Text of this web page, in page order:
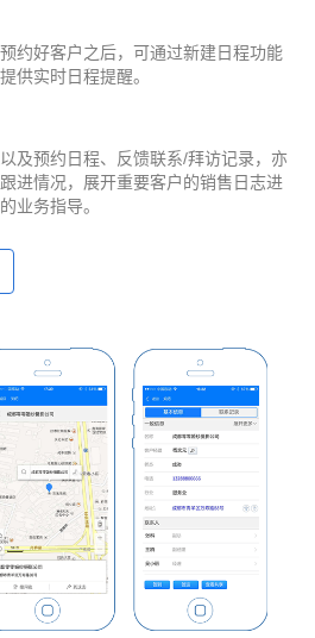
约好客户之后，可通过新建日程功能
供实时日程提醒。
及预约日程、反馈联系/拜访记录，亦
进情况，展开重要客户的销售日志进
业务指导。